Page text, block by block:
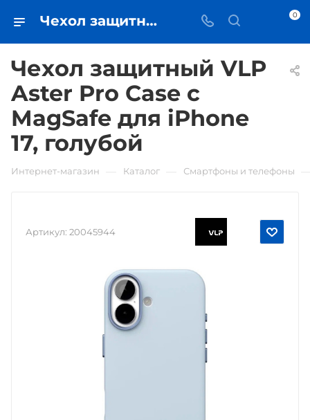
Чехол защитный VLP Aster Pro Case с MagSafe для iPhone 17, голубой • купить в Самаре - iЧехол 0
Чехол защитный VLP
Aster Pro Case с
MagSafe для iPhone
17, голубой
Интернет-магазин Каталог Смартфоны и телефоны
Артикул: 20045944